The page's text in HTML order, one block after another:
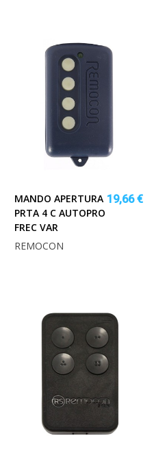
MANDO APERTURA
PRTA 4 C AUTOPRO
FREC VAR
19,66 €
REMOCON